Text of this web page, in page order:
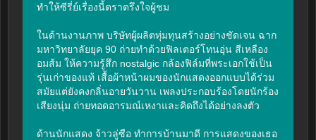
ทำให้ซีรี่ย์เรื่องนี้ตราตรึงใจผู้ชม
ในด้านงานภาพ บริษัทผู้ผลิตทุ่มทุนสร้างอย่างชัดเจน ฉาก
มหาวิทยาลัยยุค 90 ถ่ายทำด้วยฟิลเตอร์โทนอุ่น สีเหลือง
อมส้ม ให้ความรู้สึก nostalgic กล้องฟิล์มที่พระเอกใช้เป็น
รุ่นเก่าของแท้ เสื้อผ้าหน้าผมของนักแสดงออกแบบได้ร่วม
สมัยแต่ยังคงกลิ่นอายวันวาน เพลงประกอบร้องโดยนักร้อง
เสียงนุ่ม ถ่ายทอดอารมณ์เหงาและคิดถึงได้อย่างลงตัว
ด้านนักแสดง จ้าวลู่ซือ ทำการบ้านมาดี การแสดงของเธอ